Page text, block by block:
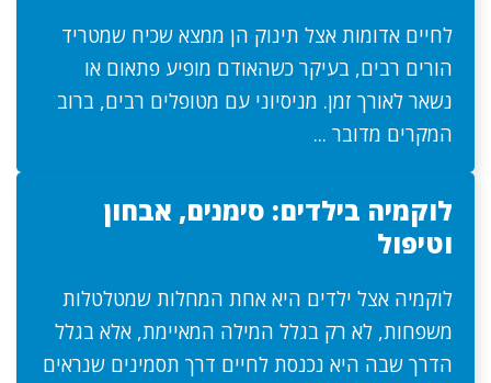
לחיים אדומות אצל תינוק הן ממצא שכיח שמטריד
הורים רבים, בעיקר כשהאודם מופיע פתאום או
נשאר לאורך זמן. מניסיוני עם מטופלים רבים, ברוב
המקרים מדובר ...
לוקמיה בילדים: סימנים, אבחון
וטיפול
לוקמיה אצל ילדים היא אחת המחלות שמטלטלות
משפחות, לא רק בגלל המילה המאיימת, אלא בגלל
הדרך שבה היא נכנסת לחיים דרך תסמינים שנראים